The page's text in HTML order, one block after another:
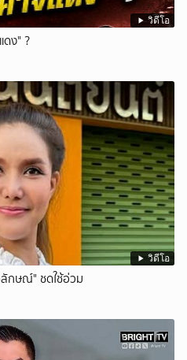
วิดีโอ
ง" ?
วิดีโอ
กษณ์" ชดใช้อ่วม